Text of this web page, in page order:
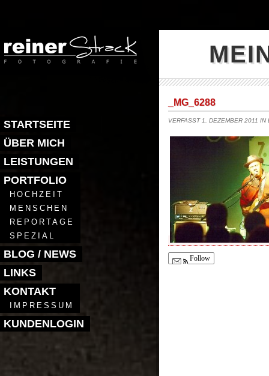
STARTSEITE
ÜBER MICH
LEISTUNGEN
PORTFOLIO
HOCHZEIT
MENSCHEN
REPORTAGE
SPEZIAL
BLOG / NEWS
LINKS
KONTAKT
IMPRESSUM
KUNDENLOGIN
_MG_6288
VERFASST 1. DEZEMBER 2011
Follow